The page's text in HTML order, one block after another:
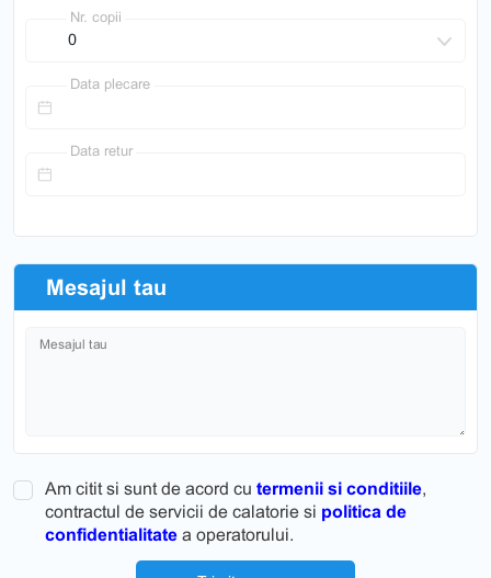
Nr. copii
Data plecare
Data retur
Mesajul tau
Mesajul tau
Am citit si sunt de acord cu termenii si conditiile,
contractul de servicii de calatorie si politica de
confidentialitate a operatorului.